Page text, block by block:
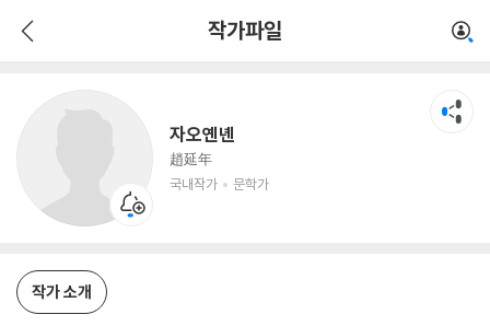
작가파일
자오옌녠
趙延年
국내작가
문학가
작가 소개